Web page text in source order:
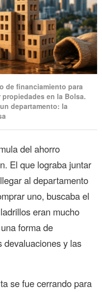
de financiamiento para
en la Bolsa.
departamento: la
del ahorro
El que lograba juntar
al departamento
uno, buscaba el
eran mucho
forma de
devaluaciones y las
se fue cerrando para